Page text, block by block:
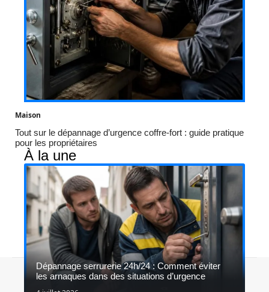
Maison
Tout sur le dépannage d’urgence coffre-fort : guide pratique
pour les propriétaires
À la une
Dépannage serrurerie 24h/24 : Comment éviter
les arnaques dans des situations d’urgence
Contact Mentions légales Sitemap